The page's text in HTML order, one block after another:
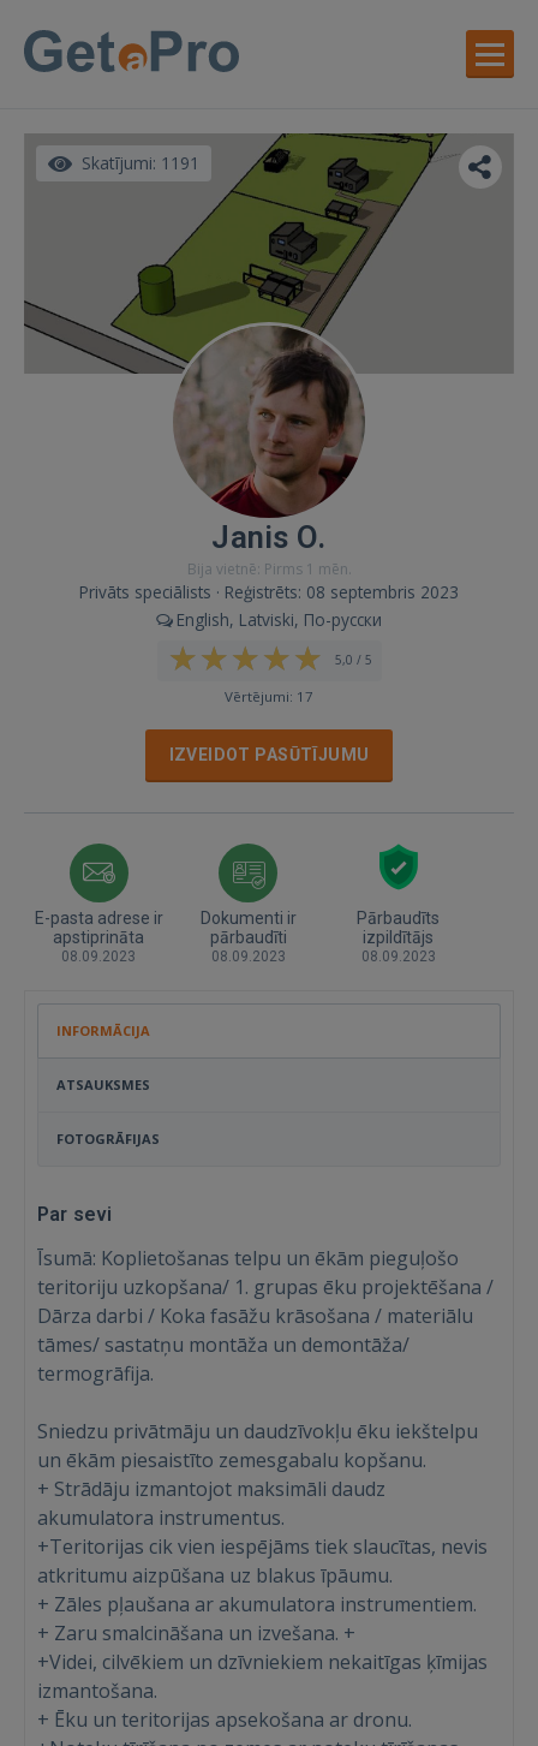
Skatījumi: 1191
Janis O.
Bija vietnē: Pirms 1 mēn.
Privāts speciālists · Reģistrēts: 08 septembris 2023
English, Latviski, По-русски
5,0 / 5
Vērtējumi: 17
IZVEIDOT PASŪTĪJUMU
E-pasta adrese ir
apstiprināta
08.09.2023
Dokumenti ir
pārbaudīti
08.09.2023
Pārbaudīts
izpildītājs
08.09.2023
INFORMĀCIJA
ATSAUKSMES
FOTOGRĀFIJAS
Par sevi
Īsumā: Koplietošanas telpu un ēkām pieguļošo
teritoriju uzkopšana/ 1. grupas ēku projektēšana /
Dārza darbi / Koka fasāžu krāsošana / materiālu
tāmes/ sastatņu montāža un demontāža/
termogrāfija.
Sniedzu privātmāju un daudzīvokļu ēku iekštelpu
un ēkām piesaistīto zemesgabalu kopšanu.
+ Strādāju izmantojot maksimāli daudz
akumulatora instrumentus.
+Teritorijas cik vien iespējāms tiek slaucītas, nevis
atkritumu aizpūšana uz blakus īpāumu.
+ Zāles pļaušana ar akumulatora instrumentiem.
+ Zaru smalcināšana un izvešana. +
+Videi, cilvēkiem un dzīvniekiem nekaitīgas ķīmijas
izmantošana.
+ Ēku un teritorijas apsekošana ar dronu.